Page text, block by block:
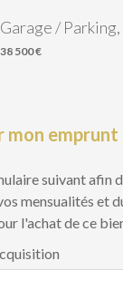
Garage /
38 500 €
mon
suivant afin
mensualités et
l'achat de ce